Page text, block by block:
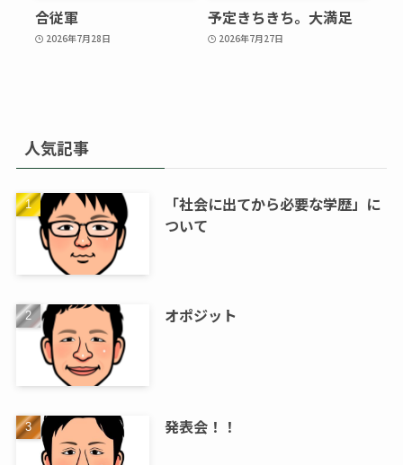
合従軍
2026年7月28日
予定きちきち。大満足
2026年7月27日
人気記事
「社会に出てから必要な学歴」に
ついて
オポジット
発表会！！